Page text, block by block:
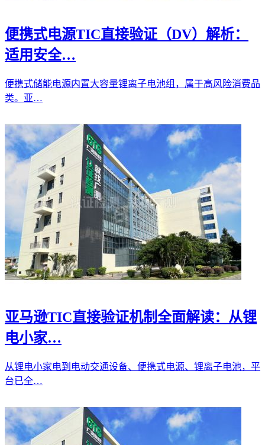
便携式电源TIC直接验证（DV）解析：
适用安全…
便携式储能电源内置大容量锂离子电池组，属于高风险消费品
类。亚…
亚马逊TIC直接验证机制全面解读：从锂
电小家…
从锂电小家电到电动交通设备、便携式电源、锂离子电池，平
台已全…